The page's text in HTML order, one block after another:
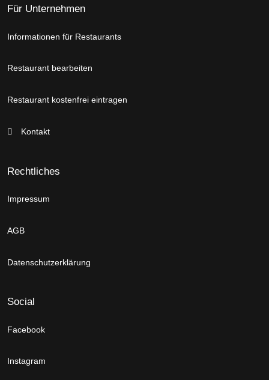
Für Unternehmen
Informationen für Restaurants
Restaurant bearbeiten
Restaurant kostenfrei eintragen
Kontakt
Rechtliches
Impressum
AGB
Datenschutzerklärung
Social
Facebook
Instagram